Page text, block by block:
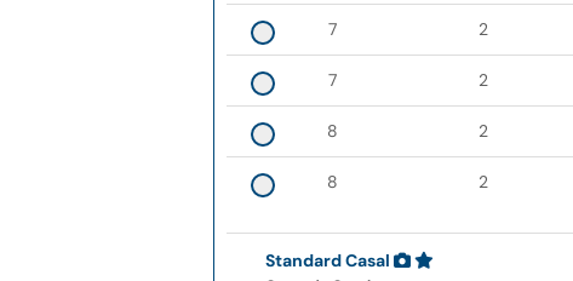
7 2
7 2
8 2
8 2
Standard Casal